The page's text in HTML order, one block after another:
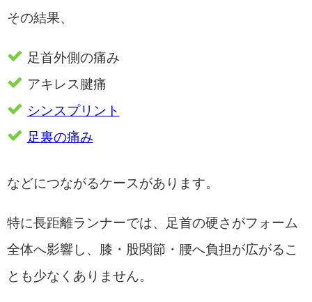
その結果、
足首外側の痛み
アキレス腱痛
シンスプリント
足裏の痛み
などにつながるケースがあります。
特に長距離ランナーでは、足首の硬さがフォーム
全体へ影響し、膝・股関節・腰へ負担が広がるこ
とも少なくありません。